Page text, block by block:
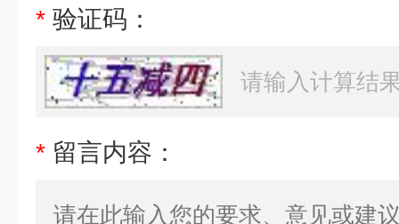
* 验证码：
* 留言内容：